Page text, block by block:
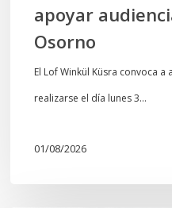
apoyar
Osorno
El Lof Winkül Küsra convoca
realizarse el día lunes 3…
01/08/2026